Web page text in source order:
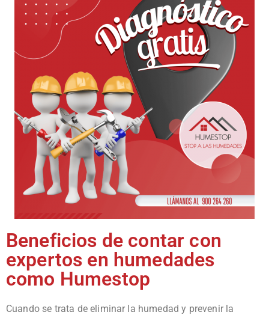
Beneficios de contar con
expertos en humedades
como Humestop
Cuando se trata de eliminar la humedad y prevenir la